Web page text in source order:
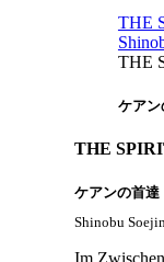
THE
THE
ケアン
THE
ケアンの首達
Shinobu